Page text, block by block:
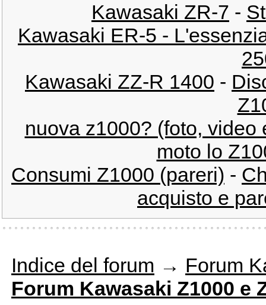
Kawasaki ZR-7 -
Kawasaki ER-5 -
Kawasaki ZZ-R 1400 -
nuova z1000? (foto, video
moto lo
Consumi Z1000 (pareri) -
acquisto e
Indice del forum → Forum
Forum Kawasaki Z1000 e